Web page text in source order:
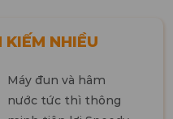
NHIỀU
Máy đun và hâm
nước tức thì thông